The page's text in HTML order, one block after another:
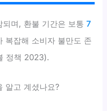
되며, 환불 기간은 보통7
복잡해 소비자 불만도 존
정책 2023).
알고 계셨나요?